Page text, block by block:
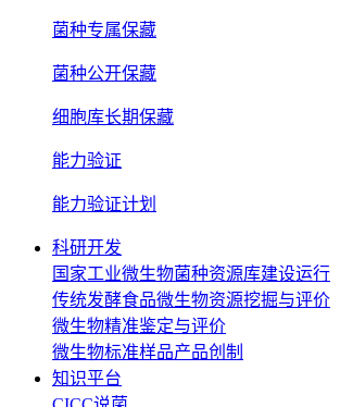
菌种专属保藏
菌种公开保藏
细胞库长期保藏
能力验证
能力验证计划
科研开发
国家工业微生物菌种资源库建设运行
传统发酵食品微生物资源挖掘与评价
微生物精准鉴定与评价
微生物标准样品产品创制
知识平台